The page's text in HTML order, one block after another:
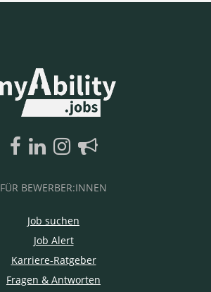
FÜR BEWERBER:INNEN
Job suchen
Job Alert
Karriere-Ratgeber
Fragen & Antworten